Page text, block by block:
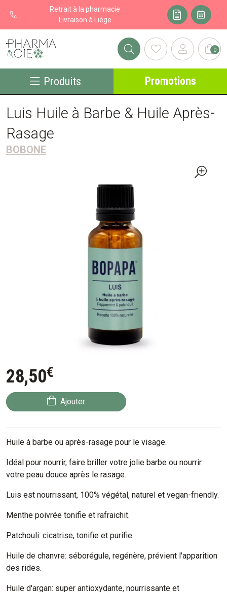
Retrait à la pharmacie
Livraison à Liège
Pharma&cie - Pharmacie des Franchises Votre export 0
Produits Promotions
Luis Huile à Barbe & Huile Après-
Rasage
BOBONE
28,50€
Ajouter
Huile à barbe ou après-rasage pour le visage.
Idéal pour nourrir, faire briller votre jolie barbe ou nourrir
votre peau douce après le rasage.
Luis est nourrissant, 100% végétal, naturel et vegan-friendly.
Menthe poivrée tonifie et rafraichit.
Patchouli: cicatrise, tonifie et purifie.
Huile de chanvre: séborégule, regénère, prévient l'apparition
des rides.
Huile d'argan: super antioxydante, nourrissante et